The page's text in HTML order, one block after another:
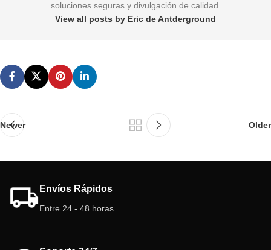
soluciones seguras y divulgación de calidad.
View all posts by Eric de Antderground
Newer Older
Envíos Rápidos
Entre 24 - 48 horas.